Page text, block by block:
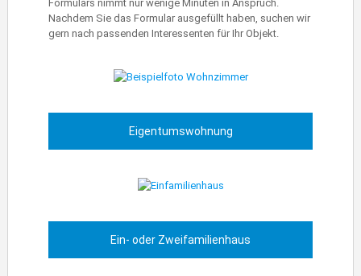
Formulars nimmt nur wenige Minuten in Anspruch.
Nachdem Sie das Formular ausgefüllt haben, suchen wir
gern nach passenden Interessenten für Ihr Objekt.
Eigentumswohnung
Ein- oder Zweifamilienhaus